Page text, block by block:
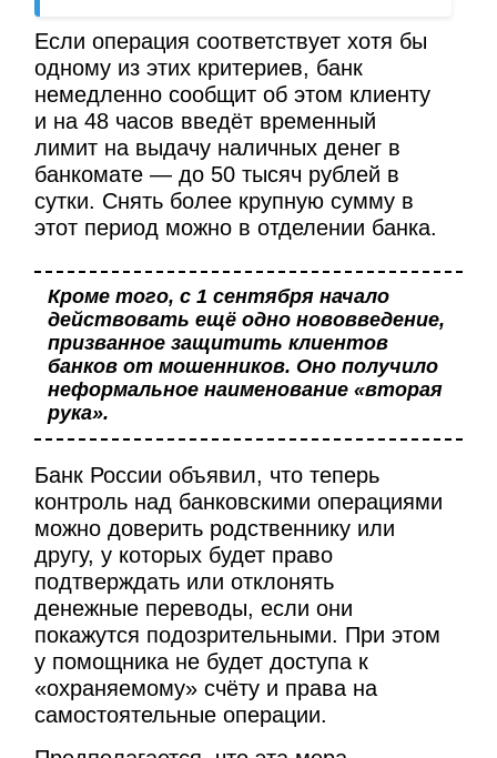
Если операция соответствует хотя бы
одному из этих критериев, банк
немедленно сообщит об этом клиенту
и на 48 часов введёт временный
лимит на выдачу наличных денег в
банкомате — до 50 тысяч рублей в
сутки. Снять более крупную сумму в
этот период можно в отделении банка.
Кроме того, с 1 сентября начало
действовать ещё одно нововведение,
призванное защитить клиентов
банков от мошенников. Оно получило
неформальное наименование «вторая
рука».
Банк России объявил, что теперь
контроль над банковскими операциями
можно доверить родственнику или
другу, у которых будет право
подтверждать или отклонять
денежные переводы, если они
покажутся подозрительными. При этом
у помощника не будет доступа к
«охраняемому» счёту и права на
самостоятельные операции.